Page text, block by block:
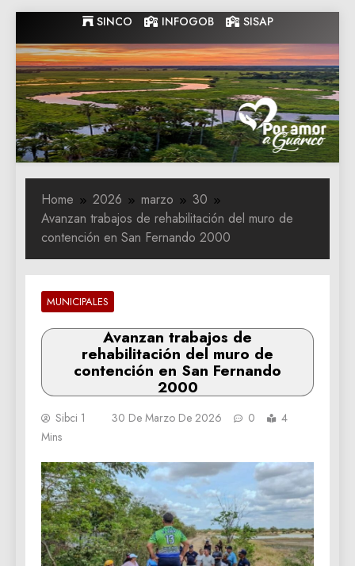
to
content
SINCO INFOGOB SISAP
Gobernacion
de Guarico
Gobernacion de Guarico
Home 2026 marzo
30
Avanzan trabajos de rehabilitación del muro de
contención en San Fernando 2000
MUNICIPALES
Avanzan trabajos de
rehabilitación del muro de
contención en San Fernando
2000
Sibci 1 30 De Marzo De 2026 0
4
Mins